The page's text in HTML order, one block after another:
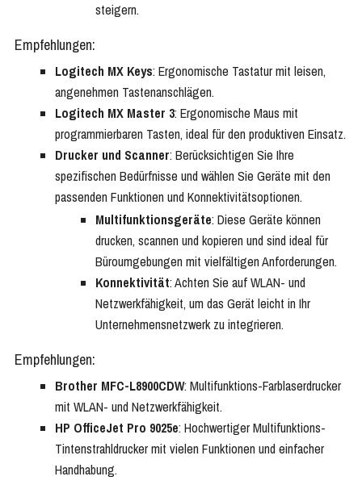
steigern.
Empfehlungen:
Logitech MX Keys: Ergonomische Tastatur mit leisen,
angenehmen Tastenanschlägen.
Logitech MX Master 3: Ergonomische Maus mit
programmierbaren Tasten, ideal für den produktiven Einsatz.
Drucker und Scanner: Berücksichtigen Sie Ihre
spezifischen Bedürfnisse und wählen Sie Geräte mit den
passenden Funktionen und Konnektivitätsoptionen.
Multifunktionsgeräte: Diese Geräte können
drucken, scannen und kopieren und sind ideal für
Büroumgebungen mit vielfältigen Anforderungen.
Konnektivität: Achten Sie auf WLAN- und
Netzwerkfähigkeit, um das Gerät leicht in Ihr
Unternehmensnetzwerk zu integrieren.
Empfehlungen:
Brother MFC-L8900CDW: Multifunktions-Farblaserdrucker
mit WLAN- und Netzwerkfähigkeit.
HP OfficeJet Pro 9025e: Hochwertiger Multifunktions-
Tintenstrahldrucker mit vielen Funktionen und einfacher
Handhabung.